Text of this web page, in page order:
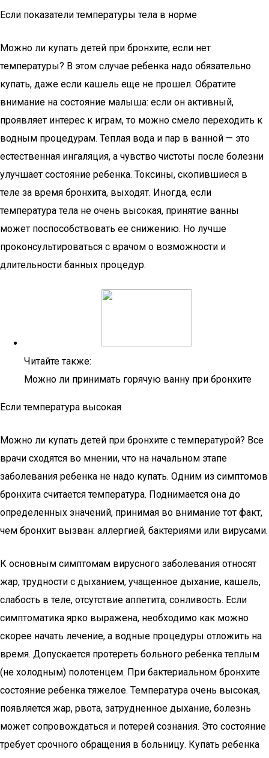
Если показатели температуры тела в норме
Можно ли купать детей при бронхите, если нет
температуры? В этом случае ребенка надо обязательно
купать, даже если кашель еще не прошел. Обратите
внимание на состояние малыша: если он активный,
проявляет интерес к играм, то можно смело переходить к
водным процедурам. Теплая вода и пар в ванной — это
естественная ингаляция, а чувство чистоты после болезни
улучшает состояние ребенка. Токсины, скопившиеся в
теле за время бронхита, выходят. Иногда, если
температура тела не очень высокая, принятие ванны
может поспособствовать ее снижению. Но лучше
проконсультироваться с врачом о возможности и
длительности банных процедур.
Читайте также:
Можно ли принимать горячую ванну при бронхите
Если температура высокая
Можно ли купать детей при бронхите с температурой? Все
врачи сходятся во мнении, что на начальном этапе
заболевания ребенка не надо купать. Одним из симптомов
бронхита считается температура. Поднимается она до
определенных значений, принимая во внимание тот факт,
чем бронхит вызван: аллергией, бактериями или вирусами.
К основным симптомам вирусного заболевания относят
жар, трудности с дыханием, учащенное дыхание, кашель,
слабость в теле, отсутствие аппетита, сонливость. Если
симптоматика ярко выражена, необходимо как можно
скорее начать лечение, а водные процедуры отложить на
время. Допускается протереть больного ребенка теплым
(не холодным) полотенцем. При бактериальном бронхите
состояние ребенка тяжелое. Температура очень высокая,
появляется жар, рвота, затрудненное дыхание, болезнь
может сопровождаться и потерей сознания. Это состояние
требует срочного обращения в больницу. Купать ребенка